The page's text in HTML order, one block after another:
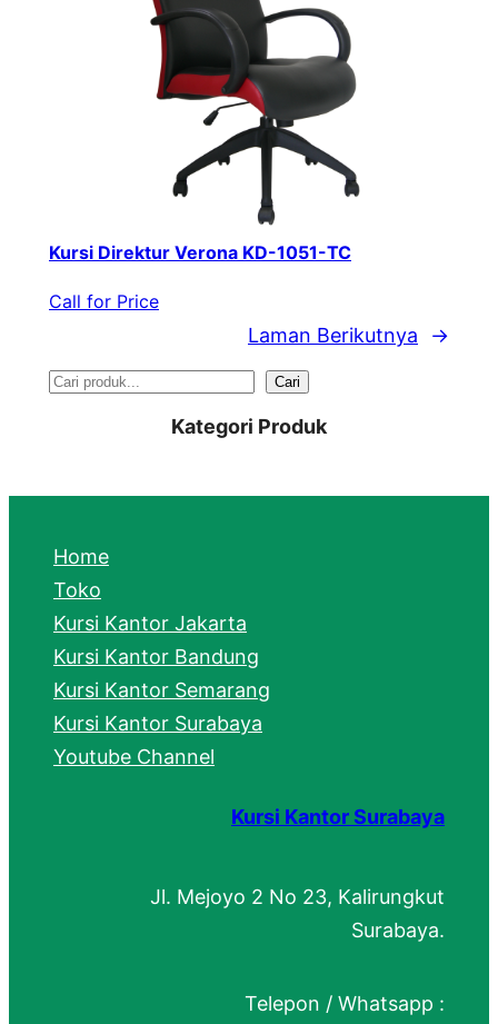
Kursi Direktur Verona KD-1051-TC
Call for Price
Laman Berikutnya →
S
r
h
Cari
Kategori Produk
Home
Toko
Kursi Kantor Jakarta
Kursi Kantor Bandung
Kursi Kantor Semarang
Kursi Kantor Surabaya
Youtube Channel
Kursi Kantor Surabaya
Jl. Mejoyo 2 No 23, Kalirungkut
Surabaya.
Telepon / Whatsapp :